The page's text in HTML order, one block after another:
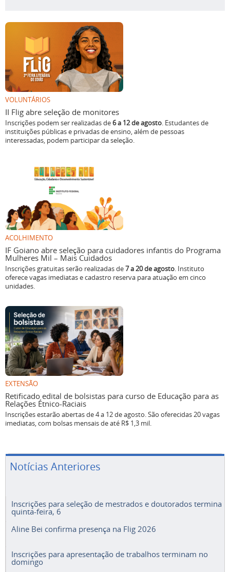
VOLUNTÁRIOS
II Flig abre seleção de monitores
Inscrições podem ser realizadas de6 a 12 de agosto. Estudantes de
instituições públicas e privadas de ensino, além de pessoas
interessadas, podem participar da seleção.
ACOLHIMENTO
IF Goiano abre seleção para cuidadores infantis do Programa
Mulheres Mil – Mais Cuidados
Inscrições gratuitas serão realizadas de7 a 20 de agosto. Instituto
oferece vagas imediatas e cadastro reserva para atuação em cinco
unidades.
EXTENSÃO
Retificado edital de bolsistas para curso de Educação para as
Relações Étnico-Raciais
Inscrições estarão abertas de 4 a 12 de agosto. São oferecidas 20 vagas
imediatas, com bolsas mensais de até R$ 1,3 mil.
Notícias Anteriores
Inscrições para seleção de mestrados e doutorados termina
quinta-feira, 6
Aline Bei confirma presença na Flig 2026
Inscrições para apresentação de trabalhos terminam no
domingo